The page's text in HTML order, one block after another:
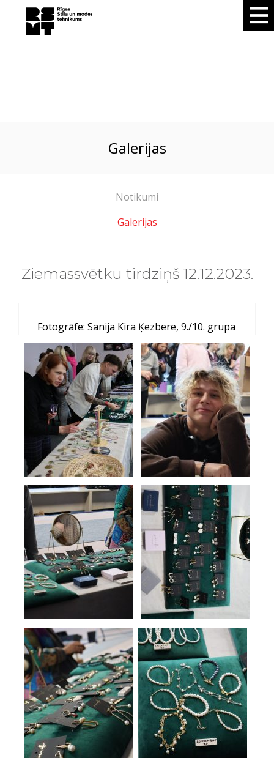
galerijas
Notikumi
Galerijas
Ziemassvētku tirdziņš 12.12.2023.
Fotogrāfe: Sanija Kira Ķezbere, 9./10. grupa